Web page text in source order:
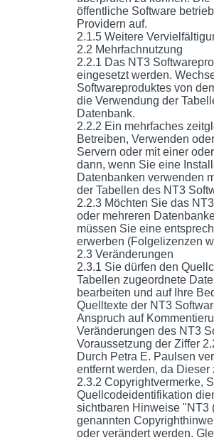
öffentliche Software
Providern auf.
2.1.5 Weitere
2.2 Mehrfachnutzung
2.2.1 Das NT3
eingesetzt werden.
Softwareproduktes von
die Verwendung der
Datenbank.
2.2.2 Ein mehrfaches
Betreiben, Verwenden
Servern oder mit einer
dann, wenn Sie eine
Datenbanken verwenden
der Tabellen des NT3
2.2.3 Möchten Sie das
oder mehreren
müssen Sie eine
erwerben (Folgelizenzen
2.3 Veränderungen
2.3.1 Sie dürfen den
Tabellen zugeordnete
bearbeiten und auf Ihre
Quelltexte der NT3
Anspruch auf
Veränderungen des NT3
Voraussetzung der Ziffer
Durch Petra E. Paulsen
entfernt werden, da
2.3.2 Copyrightvermerke,
Quellcodeidentifikation
sichtbaren Hinweise "NT3
genannten
oder verändert werden.